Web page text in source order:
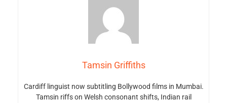
Tamsin Griffiths
Cardiff linguist now subtitling Bollywood films in Mumbai.
Tamsin riffs on Welsh consonant shifts, Indian rail